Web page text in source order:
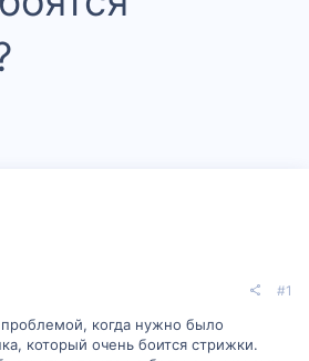
#1
проблемой, когда нужно было
который очень боится стрижки.